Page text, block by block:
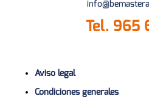
Tel. 965
Aviso legal
Condiciones generales